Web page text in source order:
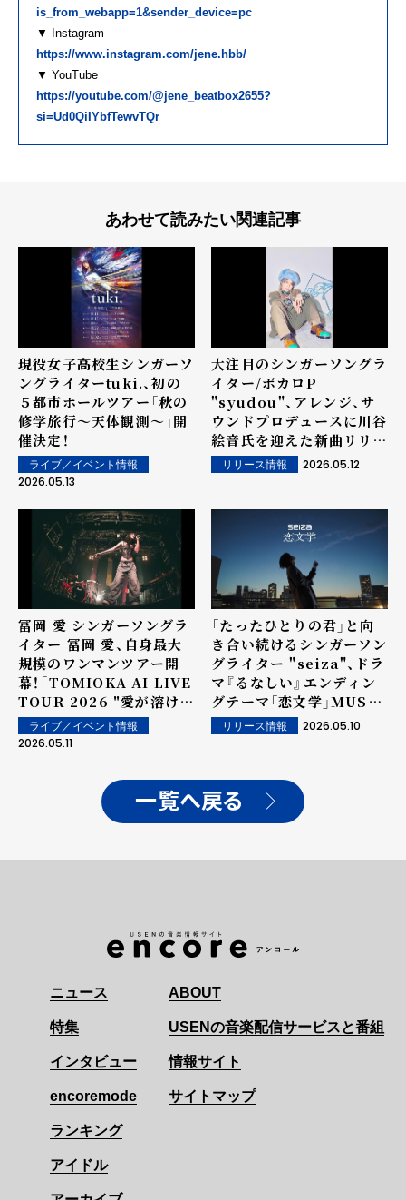
is_from_webapp=1&sender_device=pc
▼ Instagram
https://www.instagram.com/jene.hbb/
▼ YouTube
https://youtube.com/@jene_beatbox2655?
si=Ud0QiIYbfTewvTQr
あわせて読みたい関連記事
現役女子高校生シンガーソ
ングライターtuki.、初の
５都市ホールツアー「秋の
修学旅⾏〜天体観測〜」開
催決定！
ライブ／イベント情報
2026.05.13
大注目のシンガーソングラ
イター/ボカロP
"syudou"、アレンジ、サ
ウンドプロデュースに川谷
絵音氏を迎えた新曲リリー
ス決定！
リリース情報 2026.05.12
冨岡 愛 シンガーソングラ
イター 冨岡 愛、自身最大
規模のワンマンツアー開
幕！「TOMIOKA AI LIVE
TOUR 2026 "愛が溶けな
いうちに"」福岡公演を大
盛況でスタート！
ライブ／イベント情報
2026.05.11
「たったひとりの君」と向
き合い続けるシンガーソン
グライター "seiza"、ドラ
マ『るなしい』エンディン
グテーマ「恋文学」MUSIC
VIDEOを公開
リリース情報 2026.05.10
一覧へ戻る
ニュース
特集
インタビュー
encoremode
ランキング
アイドル
ABOUT
USENの音楽配信サービスと番組
情報サイト
サイトマップ